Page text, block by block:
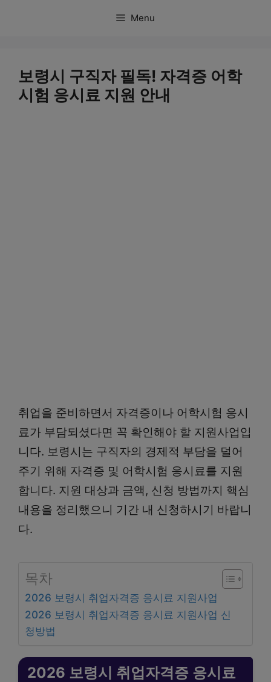
Menu
보령시 구직자 필독! 자격증 어학
시험 응시료 지원 안내
취업을 준비하면서 자격증이나 어학시험 응시
료가 부담되셨다면 꼭 확인해야 할 지원사업입
니다. 보령시는 구직자의 경제적 부담을 덜어
주기 위해 자격증 및 어학시험 응시료를 지원
합니다. 지원 대상과 금액, 신청 방법까지 핵심
내용을 정리했으니 기간 내 신청하시기 바랍니
다.
목차
2026 보령시 취업자격증 응시료 지원사업
2026 보령시 취업자격증 응시료 지원사업 신
청방법
2026 보령시 취업자격증 응시료